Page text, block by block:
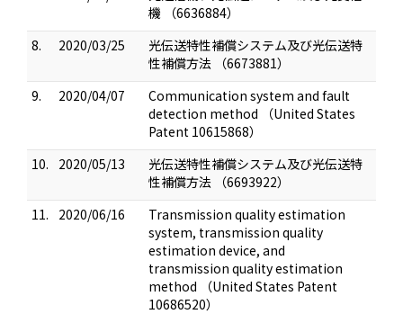
機 （6636884）
8.
2020/03/25
光伝送特性補償システム及び光伝送特
性補償方法 （6673881）
9.
2020/04/07
Communication system and fault
detection method （United States
Patent 10615868）
10.
2020/05/13
光伝送特性補償システム及び光伝送特
性補償方法 （6693922）
11.
2020/06/16
Transmission quality estimation
system, transmission quality
estimation device, and
transmission quality estimation
method （United States Patent
10686520）